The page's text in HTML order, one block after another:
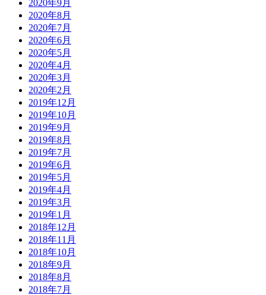
2020年9月
2020年8月
2020年7月
2020年6月
2020年5月
2020年4月
2020年3月
2020年2月
2019年12月
2019年10月
2019年9月
2019年8月
2019年7月
2019年6月
2019年5月
2019年4月
2019年3月
2019年1月
2018年12月
2018年11月
2018年10月
2018年9月
2018年8月
2018年7月